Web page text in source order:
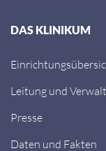
DAS KLINIKUM
Leitung und
Presse
Daten und Fakten